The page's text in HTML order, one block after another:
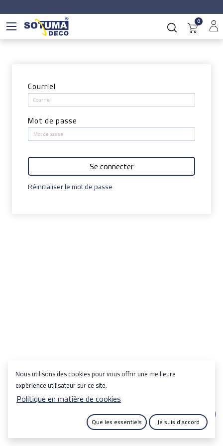
0
Courriel
Mot de passe
Se connecter
Réinitialiser le mot de passe
Copyright © SOTUMA DECO English (US) | Français
Nous utilisons des cookies pour vous offrir une meilleure
expérience utilisateur sur ce site.
Politique en matière de cookies
Que les essentiels Je suis d'accord